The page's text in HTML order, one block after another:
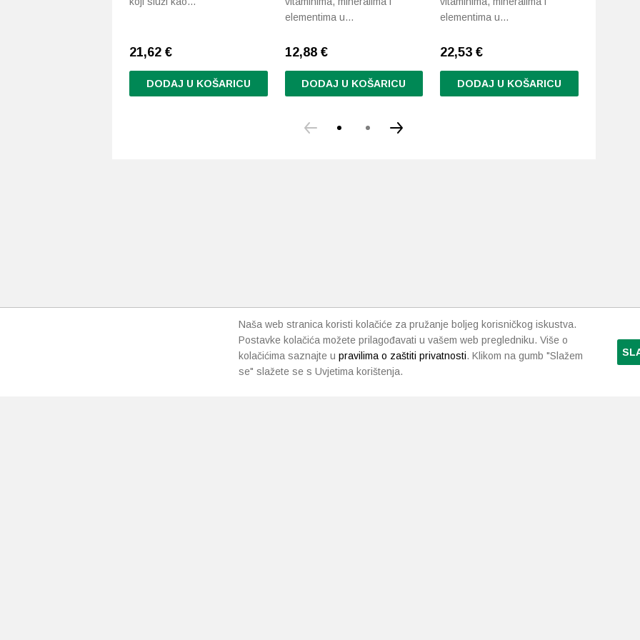
21,62 €
DODAJ U KOŠARICU
elementima u…
12,88 €
DODAJ U KOŠARICU
elementima u…
22,53€
DODAJ U KOŠARICU
Naša web stranica koristi kolačiće za pružanje boljeg korisničkog iskustva.
Postavke kolačića možete prilagođavati u vašem web pregledniku. Više o
kolačićima saznajte u pravilima o zaštiti privatnosti. Klikom na gumb "Slažem
se" slažete se s Uvjetima korištenja.